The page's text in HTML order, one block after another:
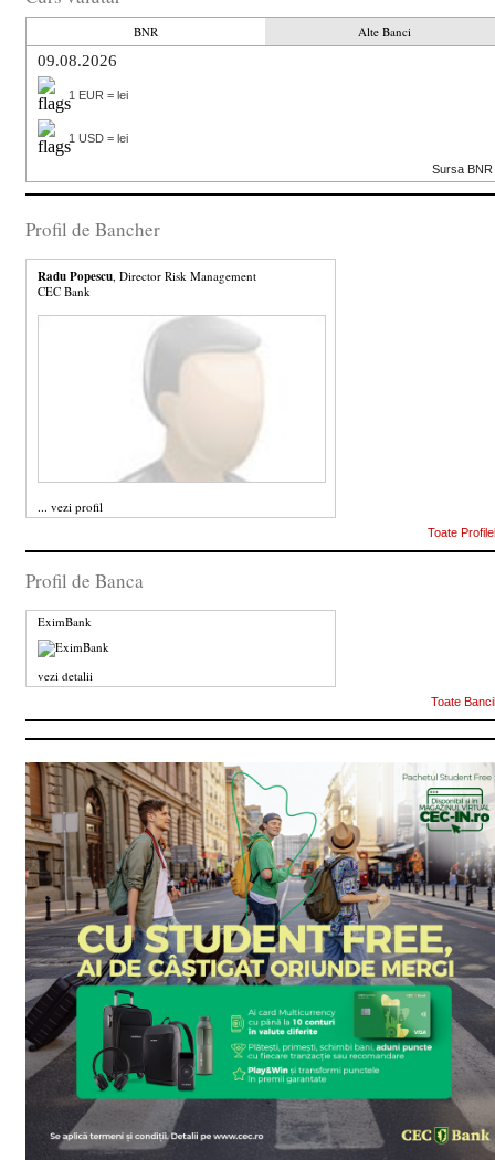
BNR Alte Banci
09.08.2026
1 EUR = lei
1 USD = lei
Sursa BNR
Profil de Bancher
Radu Popescu, Director Risk Management
CEC Bank
... vezi profil
Toate
Profil de Banca
EximBank
vezi detalii
Toate